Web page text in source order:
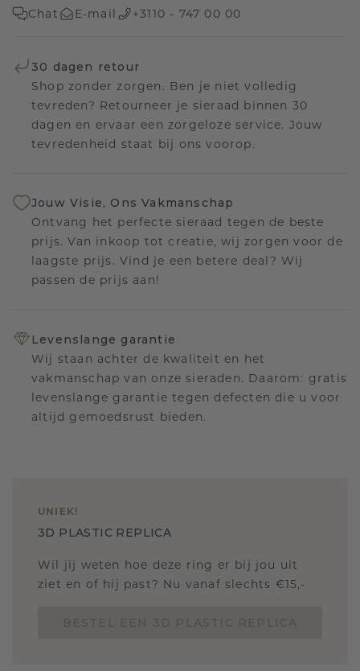
Chat E-mail +3110 - 747 00 00
30 dagen retour
Shop zonder zorgen. Ben je niet volledig
tevreden? Retourneer je sieraad binnen 30
dagen en ervaar een zorgeloze service. Jouw
tevredenheid staat bij ons voorop.
Jouw Visie, Ons Vakmanschap
Ontvang het perfecte sieraad tegen de beste
prijs. Van inkoop tot creatie, wij zorgen voor de
laagste prijs. Vind je een betere deal? Wij
passen de prijs aan!
Levenslange garantie
Wij staan achter de kwaliteit en het
vakmanschap van onze sieraden. Daarom: gratis
levenslange garantie tegen defecten die u voor
altijd gemoedsrust bieden.
UNIEK!
3D PLASTIC REPLICA
Wil jij weten hoe deze ring er bij jou uit
ziet en of hij past? Nu vanaf slechts €15,-